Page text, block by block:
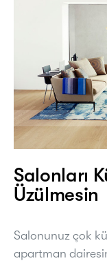
Salonları
Üzülmesin
Salonunuz çok
apartman